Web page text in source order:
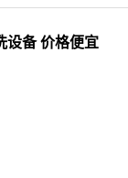
设备 价格便宜